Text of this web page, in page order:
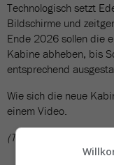
Technologisch setzt
Bildschirme und
Ende 2026 sollen die
Kabine abheben, bis
entsprechend
Wie sich die neue
einem Video.
(TN)